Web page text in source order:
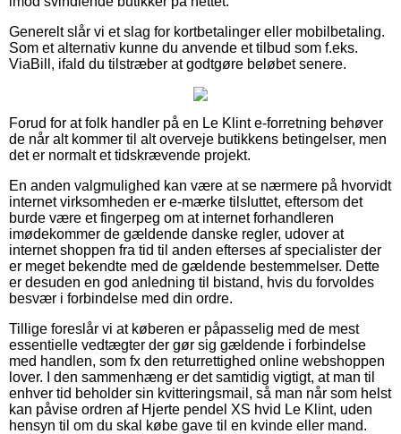
Generelt slår vi et slag for kortbetalinger eller mobilbetaling.
Som et alternativ kunne du anvende et tilbud som f.eks.
ViaBill, ifald du tilstræber at godtgøre beløbet senere.
Forud for at folk handler på en Le Klint e-forretning behøver
de når alt kommer til alt overveje butikkens betingelser, men
det er normalt et tidskrævende projekt.
En anden valgmulighed kan være at se nærmere på hvorvidt
internet virksomheden er e-mærke tilsluttet, eftersom det
burde være et fingerpeg om at internet forhandleren
imødekommer de gældende danske regler, udover at
internet shoppen fra tid til anden efterses af specialister der
er meget bekendte med de gældende bestemmelser. Dette
er desuden en god anledning til bistand, hvis du forvoldes
besvær i forbindelse med din ordre.
Tillige foreslår vi at køberen er påpasselig med de mest
essentielle vedtægter der gør sig gældende i forbindelse
med handlen, som fx den returrettighed online webshoppen
lover. I den sammenhæng er det samtidig vigtigt, at man til
enhver tid beholder sin kvitteringsmail, så man når som helst
kan påvise ordren af Hjerte pendel XS hvid Le Klint, uden
hensyn til om du skal købe gave til en kvinde eller mand.